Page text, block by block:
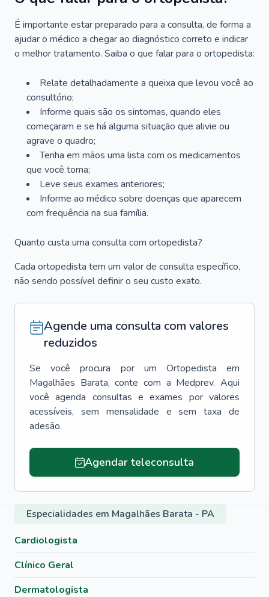
É importante estar preparado para a consulta, de forma a
ajudar o médico a chegar ao diagnóstico correto e indicar
o melhor tratamento. Saiba o que falar para o ortopedista:
Relate detalhadamente a queixa que levou você ao
consultório;
Informe quais são os sintomas, quando eles
começaram e se há alguma situação que alivie ou
agrave o quadro;
Tenha em mãos uma lista com os medicamentos
que você toma;
Leve seus exames anteriores;
Informe ao médico sobre doenças que aparecem
com frequência na sua família.
Quanto custa uma consulta com ortopedista?
Cada ortopedista tem um valor de consulta específico,
não sendo possível definir o seu custo exato.
Agende uma consulta com valores
reduzidos
Se você procura por um Ortopedista
em
Magalhães Barata, conte com a Medprev. Aqui
você agenda consultas e exames por valores
acessíveis, sem mensalidade e sem taxa de
adesão.
Agendar teleconsulta
Especialidades em Magalhães Barata - PA
Cardiologista
Clínico Geral
Dermatologista